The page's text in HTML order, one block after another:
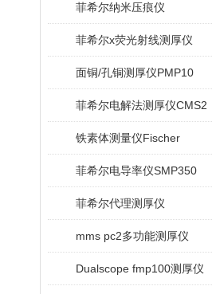
菲希尔纳米压痕仪
菲希尔x荧光射线测厚仪
面铜/孔铜测厚仪PMP10
菲希尔电解法测厚仪CMS2
铁素体测量仪Fischer
菲希尔电导率仪SMP350
菲希尔代理测厚仪
mms pc2多功能测厚仪
Dualscope fmp100测厚仪